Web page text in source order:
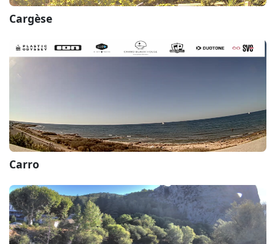
Cargèse
Carro